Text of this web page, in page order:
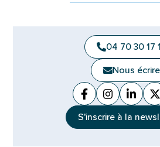
04 70 30 17
Nous écrire
Facebook
(ouvertureInstagram
S'inscrire à la